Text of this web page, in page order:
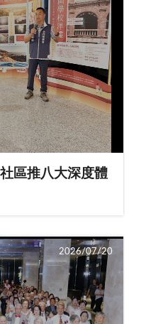
區推八大深度體
2026/07/20